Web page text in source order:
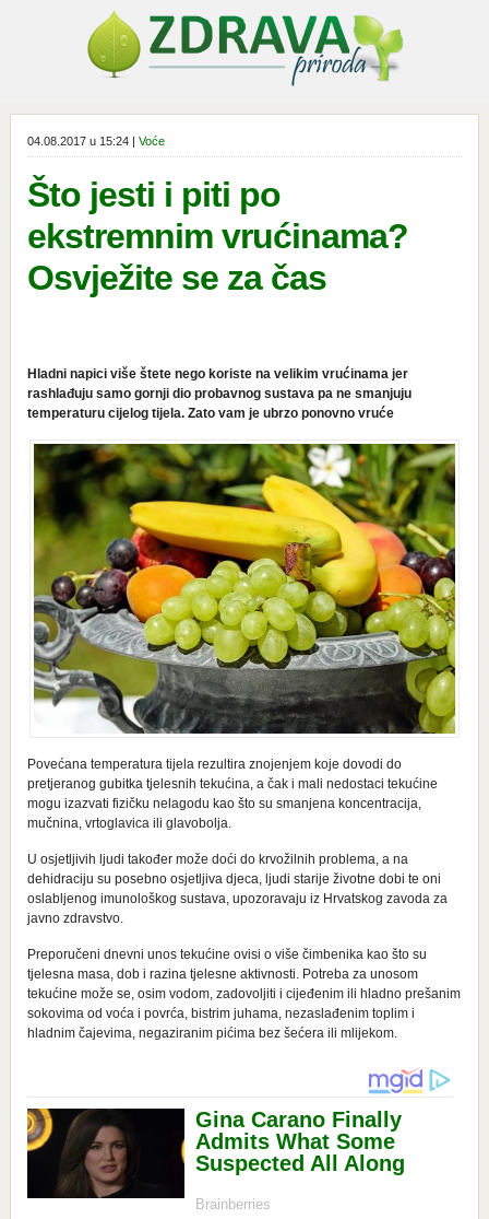
04.08.2017 u 15:24 | Voće
Što jesti i piti po
ekstremnim vrućinama?
Osvježite se za čas
Hladni napici više štete nego koriste na velikim vrućinama jer
rashlađuju samo gornji dio probavnog sustava pa ne smanjuju
temperaturu cijelog tijela. Zato vam je ubrzo ponovno vruće
Povećana temperatura tijela rezultira znojenjem koje dovodi do
pretjeranog gubitka tjelesnih tekućina, a čak i mali nedostaci tekućine
mogu izazvati fizičku nelagodu kao što su smanjena koncentracija,
mučnina, vrtoglavica ili glavobolja.
U osjetljivih ljudi također može doći do krvožilnih problema, a na
dehidraciju su posebno osjetljiva djeca, ljudi starije životne dobi te oni
oslabljenog imunološkog sustava, upozoravaju iz Hrvatskog zavoda za
javno zdravstvo.
Preporučeni dnevni unos tekućine ovisi o više čimbenika kao što su
tjelesna masa, dob i razina tjelesne aktivnosti. Potreba za unosom
tekućine može se, osim vodom, zadovoljiti i cijeđenim ili hladno prešanim
sokovima od voća i povrća, bistrim juhama, nezaslađenim toplim i
hladnim čajevima, negaziranim pićima bez šećera ili mlijekom.